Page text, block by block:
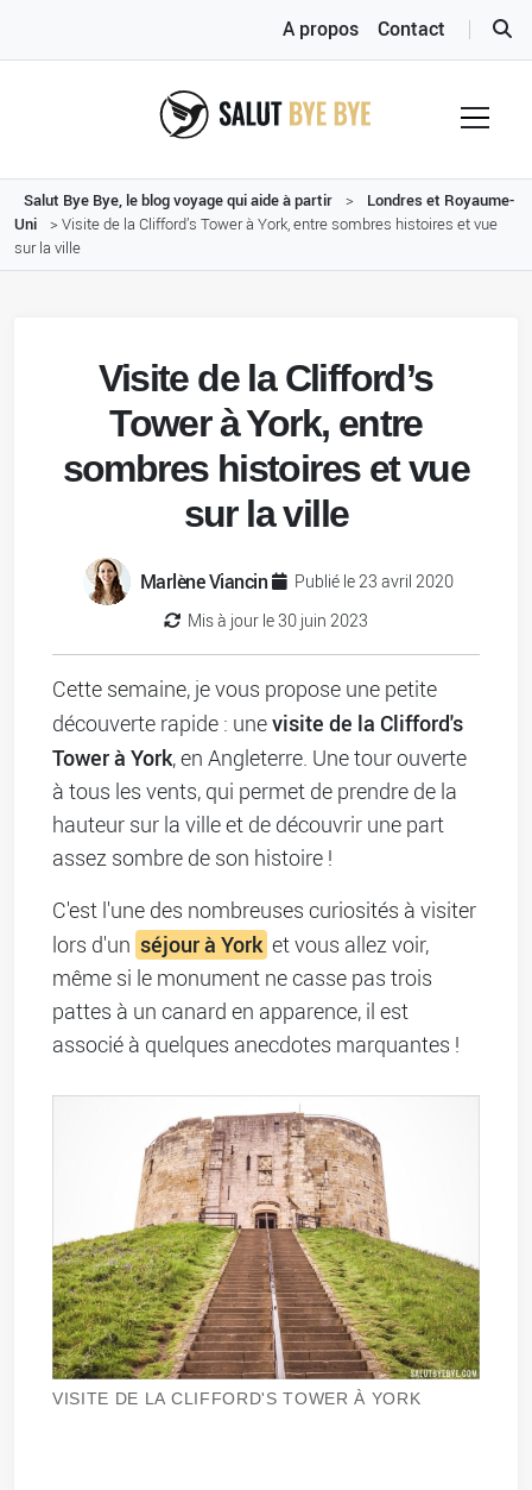
A propos Contact
Salut Bye Bye, le blog voyage qui aide à partir >
Londres et Royaume-
Uni
> Visite de la Clifford’s Tower à York, entre sombres histoires et vue
sur la ville
Visite de la Clifford’s
Tower à York, entre
sombres histoires et vue
sur la ville
Marlène Viancin
Publié le 23 avril 2020
Mis à jour le 30 juin 2023
Cette semaine, je vous propose une petite
découverte rapide : unevisite de la Clifford's
Tower à York, en Angleterre. Une tour ouverte
à tous les vents, qui permet de prendre de la
hauteur sur la ville et de découvrir une part
assez sombre de son histoire !
C'est l'une des nombreuses curiosités à visiter
lors d'un séjour à York et vous allez voir,
même si le monument ne casse pas trois
pattes à un canard en apparence, il est
associé à quelques anecdotes marquantes !
VISITE DE LA CLIFFORD'S TOWER À YORK